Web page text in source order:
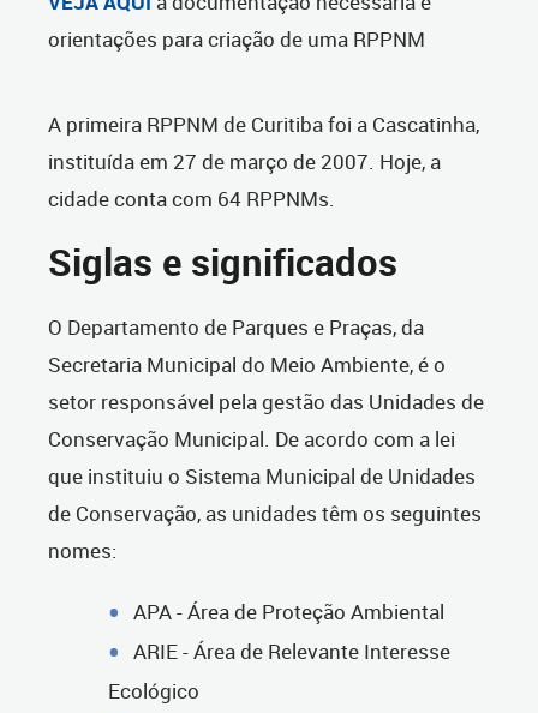
orientações para criação de uma RPPNM
A primeira RPPNM de Curitiba foi a Cascatinha,
instituída em 27 de março de 2007. Hoje, a
cidade conta com 64 RPPNMs.
Siglas e significados
O Departamento de Parques e Praças, da
Secretaria Municipal do Meio Ambiente, é o
setor responsável pela gestão das Unidades de
Conservação Municipal. De acordo com a lei
que instituiu o Sistema Municipal de Unidades
de Conservação, as unidades têm os seguintes
nomes:
APA - Área de Proteção Ambiental
ARIE - Área de Relevante Interesse
Ecológico